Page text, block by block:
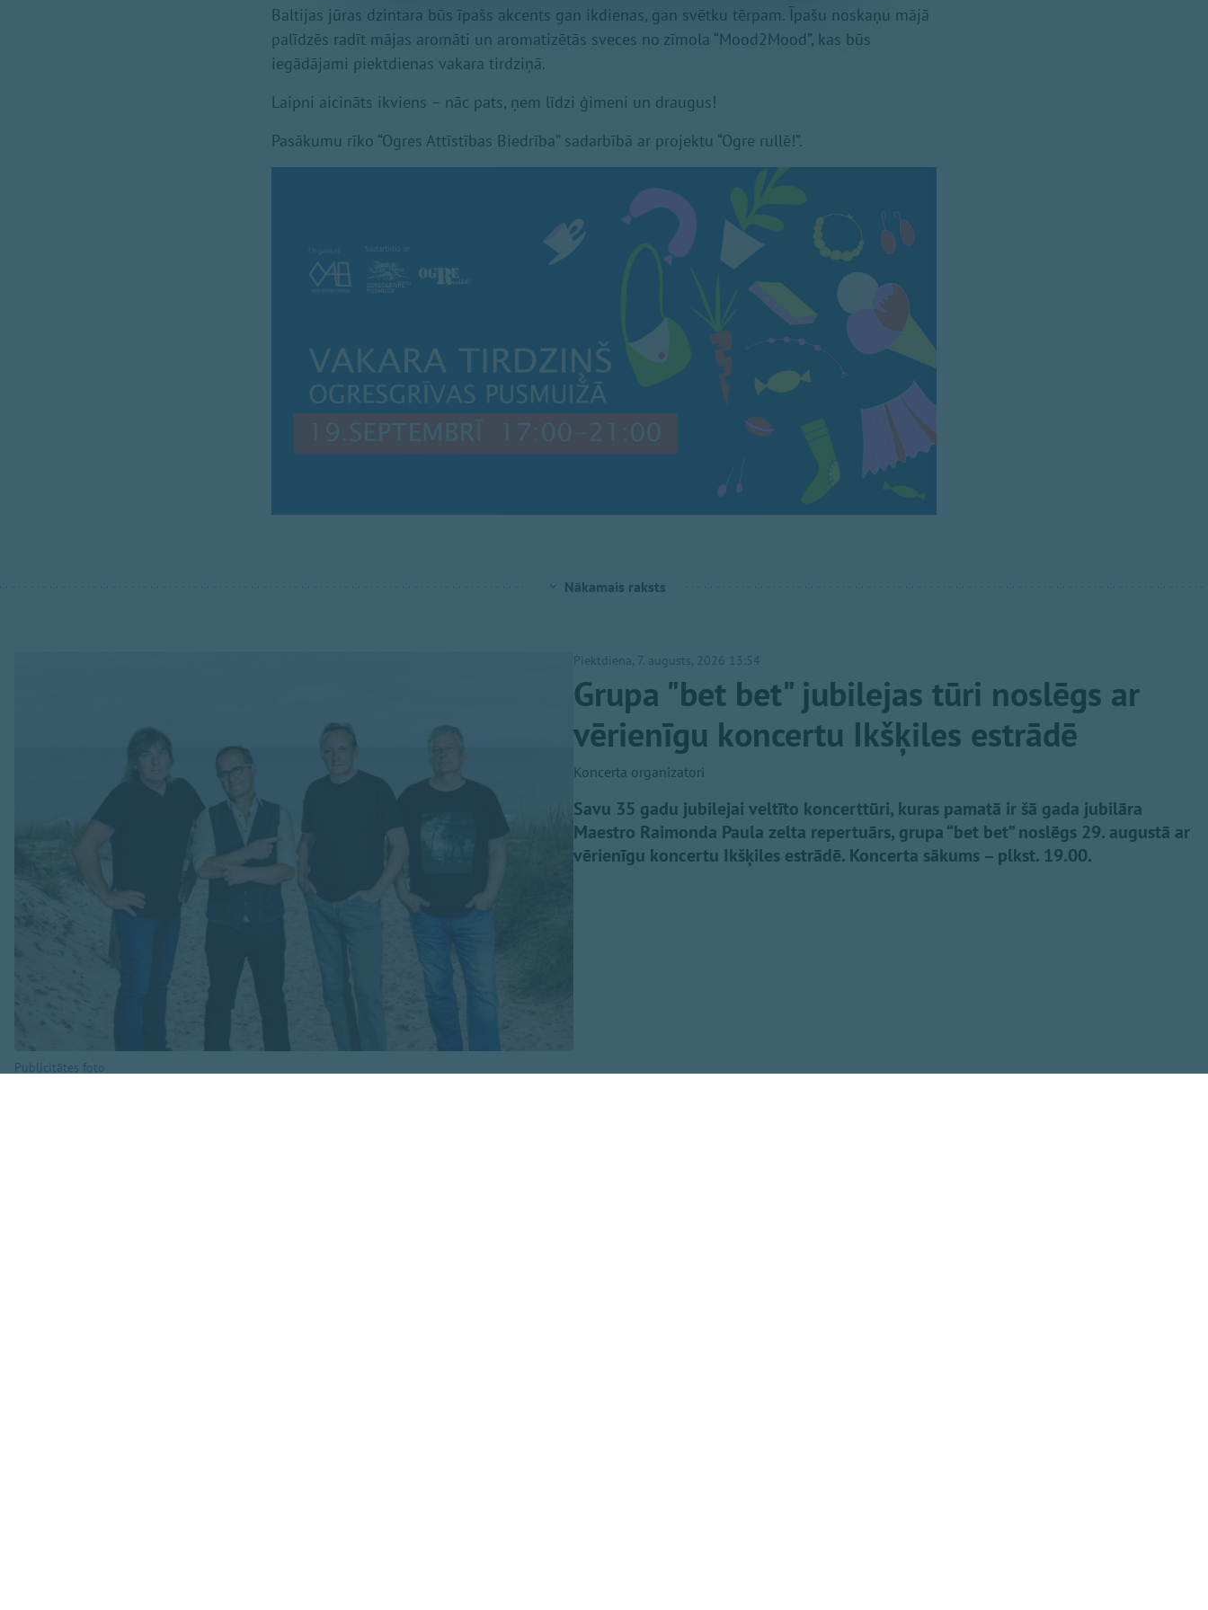
Baltijas jūras dzintara būs īpašs akcents gan ikdienas, gan svētku tērpam. Īpašu noskaņu mājā
palīdzēs radīt mājas aromāti un aromatizētās sveces no zīmola “Mood2Mood”, kas būs
iegādājami piektdienas vakara tirdziņā.
Laipni aicināts ikviens – nāc pats, ņem līdzi ģimeni un draugus!
Pasākumu rīko “Ogres Attīstības Biedrība” sadarbībā ar projektu “Ogre rullē!”.
Nākamais raksts
Publicitātes foto
Piektdiena, 7. augusts, 2026 13:54
Grupa "bet bet" jubilejas tūri noslēgs ar
vērienīgu koncertu Ikšķiles estrādē
Koncerta organizatori
Savu 35 gadu jubilejai veltīto koncerttūri, kuras pamatā ir šā gada jubilāra
Maestro Raimonda Paula zelta repertuārs, grupa “bet bet” noslēgs 29. augustā ar
vērienīgu koncertu Ikšķiles estrādē. Koncerta sākums – plkst. 19.00.